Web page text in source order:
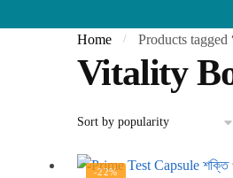
Home / Products
Vitality
-22%